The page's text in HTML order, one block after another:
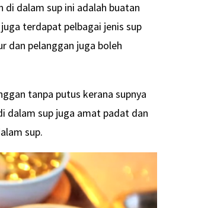
di dalam sup ini adalah buatan
terdapat pelbagai jenis sup
dan pelanggan juga boleh
tanpa putus kerana supnya
dalam sup juga amat padat dan
sup.